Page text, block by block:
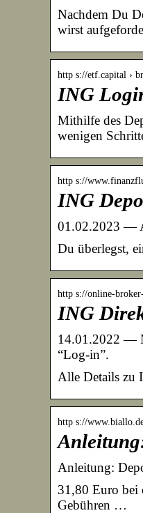
Nachdem Du
wirst
http s://etf.capital ›
ING
Mithilfe des
wenigen
http s://
ING
01.02.2023 —
Du überlegst,
http s://online-
ING
14.01.2022 —
“Log-in”.
Alle Details zu
http s://
Anleitung:
31,80 Euro bei
Gebühren …